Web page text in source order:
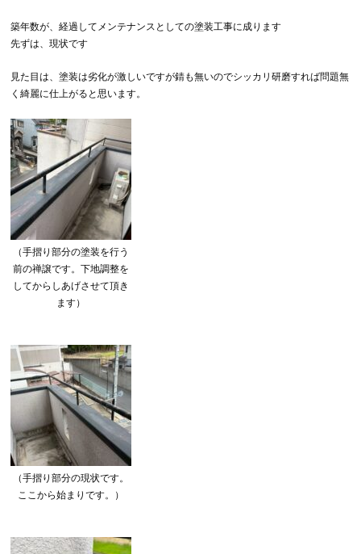
築年数が、経過してメンテナンスとしての塗装工事に成ります
先ずは、現状です
見た目は、塗装は劣化が激しいですが錆も無いのでシッカリ研磨すれば問題無
く綺麗に仕上がると思います。
（手摺り部分の塗装を行う
前の禅譲です。下地調整を
してからしあげさせて頂き
ます）
（手摺り部分の現状です。
ここから始まりです。）